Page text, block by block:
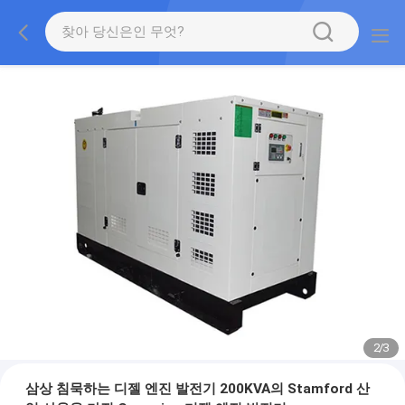
2/3
삼상 침묵하는 디젤 엔진 발전기 200KVA의 Stamford 산